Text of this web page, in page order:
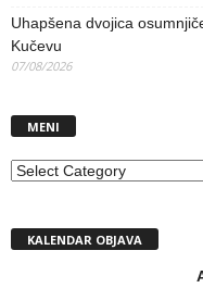
Uhapšena dvojica
Kučevu
07/08/2026
MENI
MENI
KALENDAR OBJAVA